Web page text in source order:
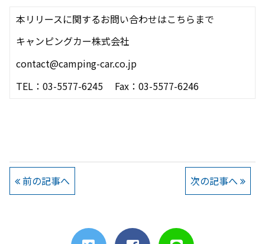
本リリースに関するお問い合わせはこちらまで
キャンピングカー株式会社
contact@camping-car.co.jp
TEL：03-5577-6245 Fax ： 03-5577-6246
前の記事へ 次の記事へ